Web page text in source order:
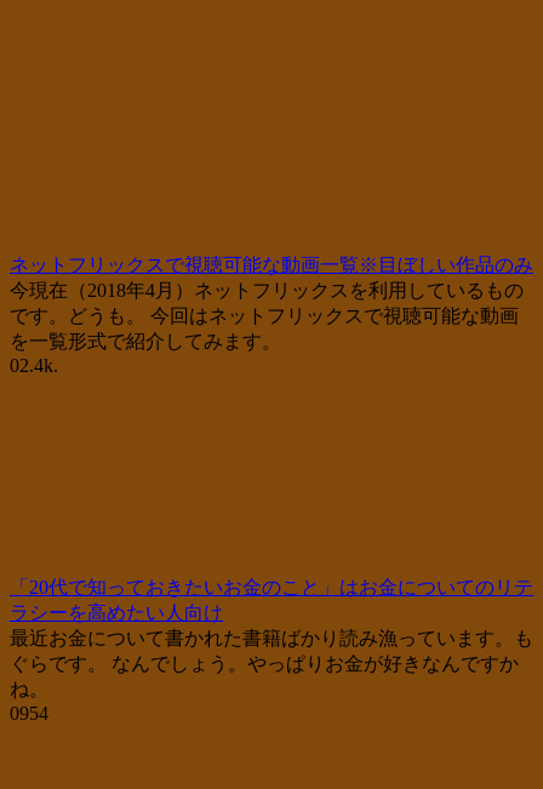
ネットフリックスで視聴可能な動画一覧※目ぼしい作品のみ
今現在（2018年4月）ネットフリックスを利用しているもの
です。どうも。 今回はネットフリックスで視聴可能な動画
を一覧形式で紹介してみます。
02.4k.
「20代で知っておきたいお金のこと」はお金についてのリテ
ラシーを高めたい人向け
最近お金について書かれた書籍ばかり読み漁っています。も
ぐらです。 なんでしょう。やっぱりお金が好きなんですか
ね。
0954